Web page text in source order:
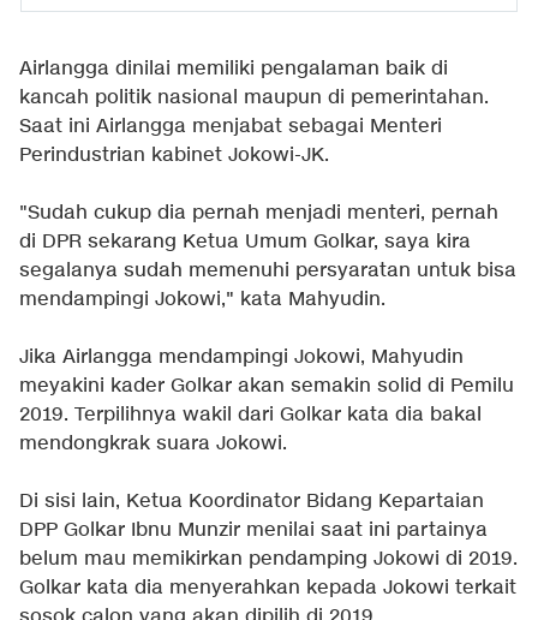
Airlangga dinilai memiliki pengalaman baik di
kancah politik nasional maupun di pemerintahan.
Saat ini Airlangga menjabat sebagai Menteri
Perindustrian kabinet Jokowi-JK.
"Sudah cukup dia pernah menjadi menteri, pernah
di DPR sekarang Ketua Umum Golkar, saya kira
segalanya sudah memenuhi persyaratan untuk bisa
mendampingi Jokowi," kata Mahyudin.
Jika Airlangga mendampingi Jokowi, Mahyudin
meyakini kader Golkar akan semakin solid di Pemilu
2019. Terpilihnya wakil dari Golkar kata dia bakal
mendongkrak suara Jokowi.
Di sisi lain, Ketua Koordinator Bidang Kepartaian
DPP Golkar Ibnu Munzir menilai saat ini partainya
belum mau memikirkan pendamping Jokowi di 2019.
Golkar kata dia menyerahkan kepada Jokowi terkait